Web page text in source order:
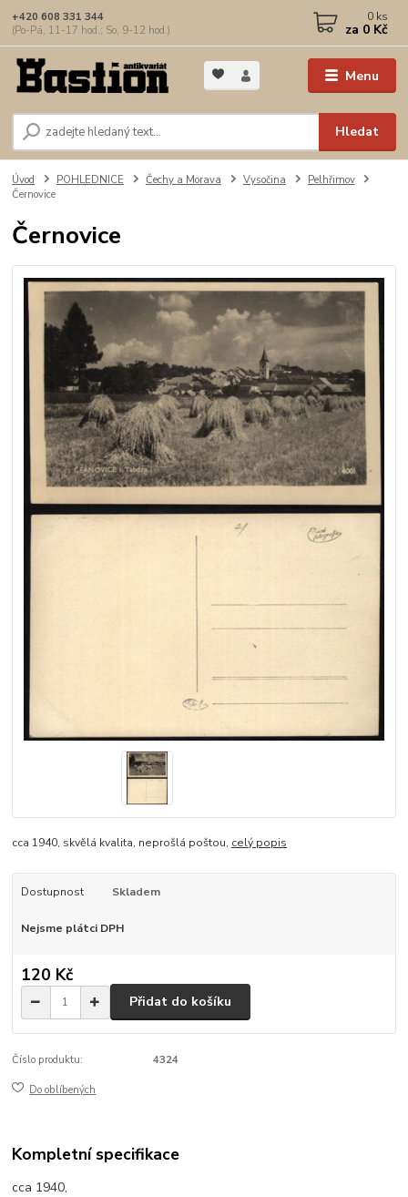
Menu
Hledat
+420 608 331 344
(Po-Pá, 11-17 hod.; So, 9-12 hod.)
0 ks
za 0 Kč
Úvod POHLEDNICE Čechy a Morava Vysočina
Pelhřimov
Černovice
Černovice
cca 1940, skvělá kvalita, neprošlá poštou, celý popis
Dostupnost Skladem
Nejsme plátci DPH
120 Kč
Přidat do košíku
Číslo produktu: 4324
Do oblíbených
Kompletní specifikace
cca 1940,